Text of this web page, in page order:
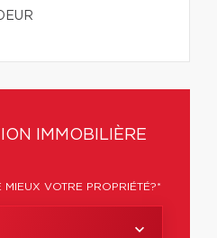
IMMOBILIÈRE
MIEUX VOTRE PROPRIÉTÉ?*